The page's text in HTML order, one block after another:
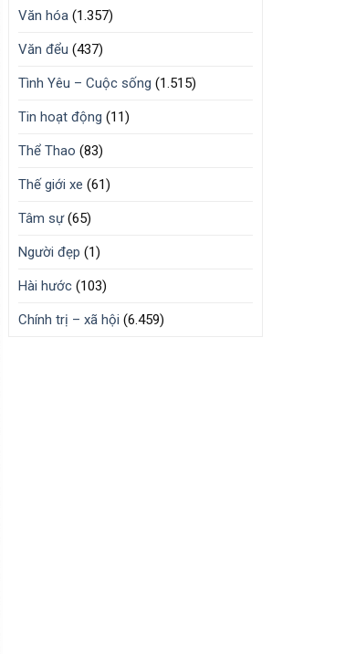
Văn hóa (1.357)
Văn đểu (437)
Tình Yêu – Cuộc sống (1.515)
Tin hoạt động (11)
Thể Thao (83)
Thế giới xe (61)
Tâm sự(65)
Người đẹp (1)
Hài hước (103)
Chính trị – xã hội (6.459)